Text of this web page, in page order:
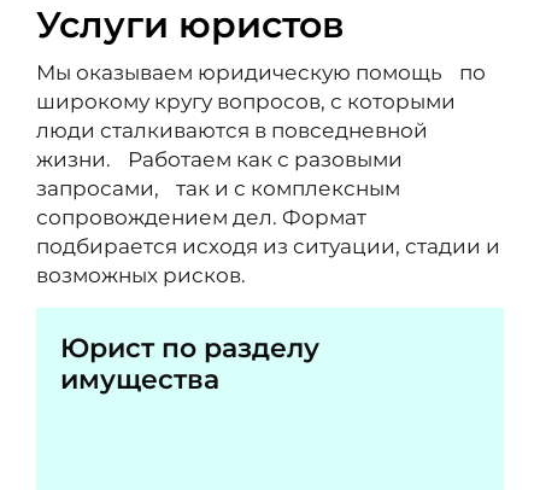
Услуги юристов
Мы оказываем юридическую помощь по
широкому кругу вопросов, с которыми
люди сталкиваются в повседневной
жизни. Работаем как с разовыми
запросами, так и с комплексным
сопровождением дел. Формат
подбирается исходя из ситуации, стадии и
возможных рисков.
Юрист по разделу
имущества